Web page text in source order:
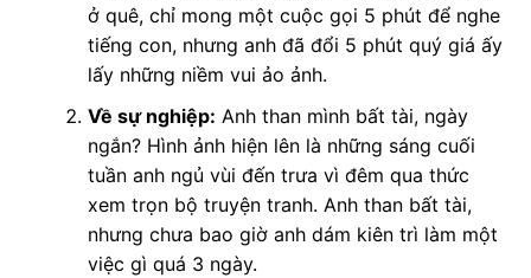
ở quê, chỉ mong một cuộc gọi 5 phút để nghe
tiếng con, nhưng anh đã đổi 5 phút quý giá ấy
lấy những niềm vui ảo ảnh.
Về sự nghiệp: Anh than mình bất tài, ngày
ngắn? Hình ảnh hiện lên là những sáng cuối
tuần anh ngủ vùi đến trưa vì đêm qua thức
xem trọn bộ truyện tranh. Anh than bất tài,
nhưng chưa bao giờ anh dám kiên trì làm một
việc gì quá 3 ngày.